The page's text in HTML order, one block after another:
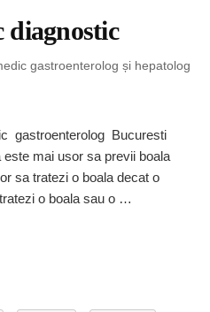
diagnostic
gastroenterolog și hepatolog
gastroenterolog Bucuresti
mai usor sa previi boala
sa tratezi o boala decat o
o boala sau o …